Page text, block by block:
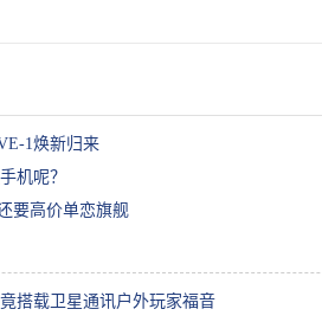
1焕新归来
机呢？
要高价单恋旗舰
搭载卫星通讯户外玩家福音